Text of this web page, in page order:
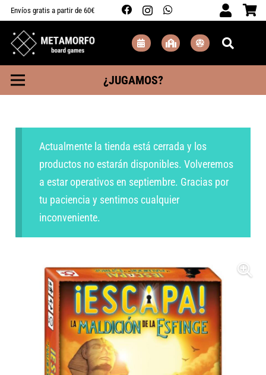
Envíos gratis a partir de 60€
¿JUGAMOS?
Actualmente la tienda está cerrada y los
productos no estarán disponibles. Volveremos
a estar operativos en septiembre. Gracias por
tu paciencia y sentimos cualquier
inconveniente.